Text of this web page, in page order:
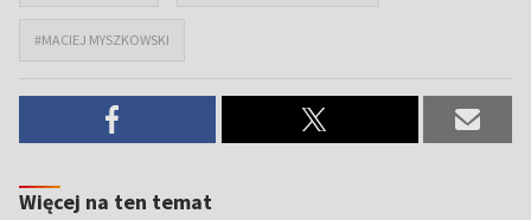
#MACIEJ MYSZKOWSKI
Więcej na ten temat